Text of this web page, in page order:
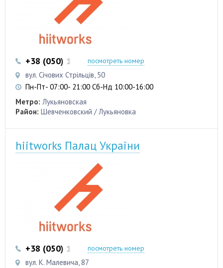
+38 (050) 103 22 22 +38 (050) 103 22 22
посмотреть номер
вул. Січових Стрільців, 50
Пн-Пт- 07:00- 21:00 Сб-Нд 10:00-16:00
Метро: Лукьяновская
Район: Шевченковский / Лукьяновка
hiitworks Палац України
+38 (050) 103 22 22 +38 (050) 103 22 22
посмотреть номер
вул. К. Малевича, 87